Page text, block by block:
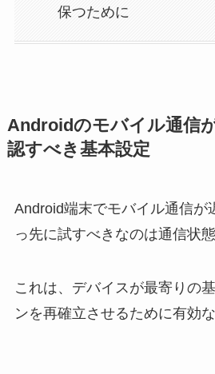
保つために
Androidのモバイル通信
認すべき基本設定
Android端末でモバイル通信が
っ先に試すべきなのは通信状
これは、デバイスが最寄りの
ンを再確立させるために有効